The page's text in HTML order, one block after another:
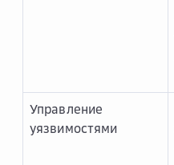
Управление
уязвимостями